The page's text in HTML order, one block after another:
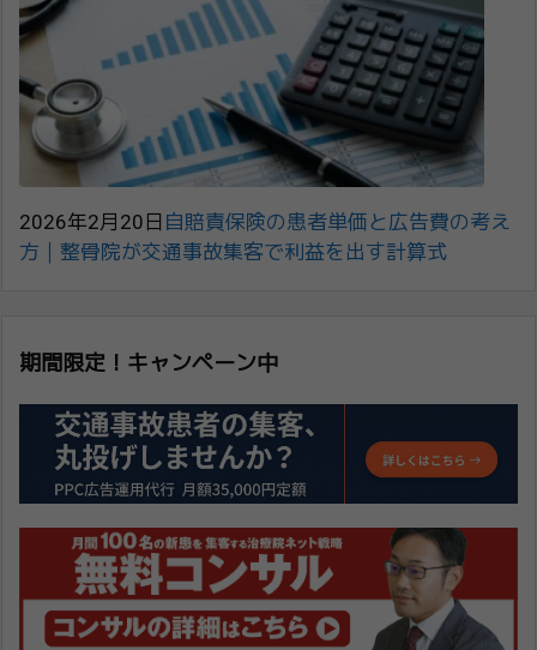
2026年2月20日 自賠責保険の患者単価と広告費の考え
方｜整骨院が交通事故集客で利益を出す計算式
期間限定！キャンペーン中